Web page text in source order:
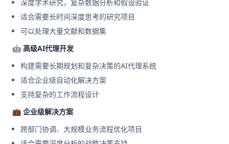
深度学术研究，复杂数据分析和假设验证
适合需要长时间深度思考的研究项目
可以处理大量文献和数据集
🤖 高级AI代理开发
构建需要长期规划和复杂决策的AI代理系统
适合企业级自动化解决方案
支持复杂的工作流程设计
💼 企业级解决方案
跨部门协调、大规模业务流程优化项目